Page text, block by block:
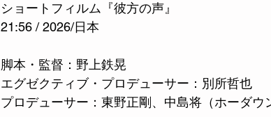
ショートフィルム『彼方の声』
21:56 / 2026/日本
脚本・監督：野上鉄晃
エグゼクティブ・プロデューサー：別所哲也
プロデューサー：東野正剛、中島将（ホーダウ